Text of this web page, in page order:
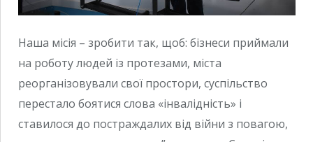
Наша місія – зробити так, щоб: ⁠бізнеси приймали
на роботу людей із протезами, ⁠міста
реорганізовували свої простори, ⁠суспільство
перестало боятися слова «інвалідність» і
ставилося до постраждалих від війни з повагою,